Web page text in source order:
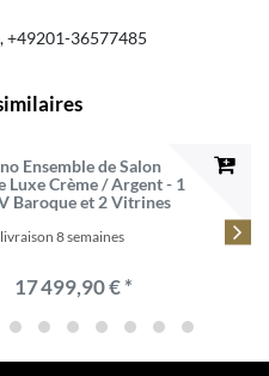
+49201-36577485
Ensemble de Salon
Luxe Crème / Argent - 1
Baroque et 2 Vitrines
- Qualité de Luxe -
8 semaines
17 499,90 € *